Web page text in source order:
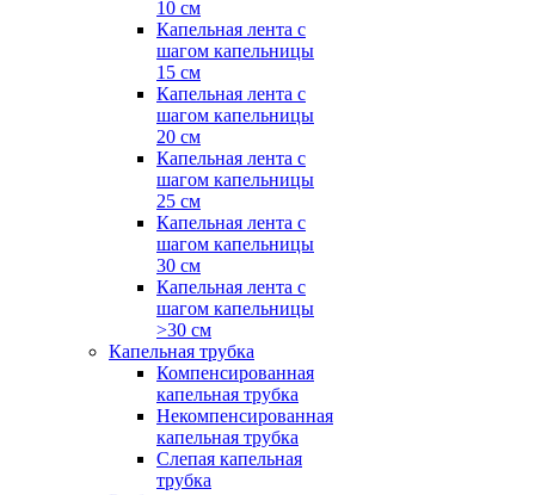
10 см
Капельная лента с
шагом капельницы
15 см
Капельная лента с
шагом капельницы
20 см
Капельная лента с
шагом капельницы
25 см
Капельная лента с
шагом капельницы
30 см
Капельная лента с
шагом капельницы
>30 см
Капельная трубка
Компенсированная
капельная трубка
Некомпенсированная
капельная трубка
Слепая капельная
трубка